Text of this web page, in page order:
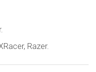
Razer.